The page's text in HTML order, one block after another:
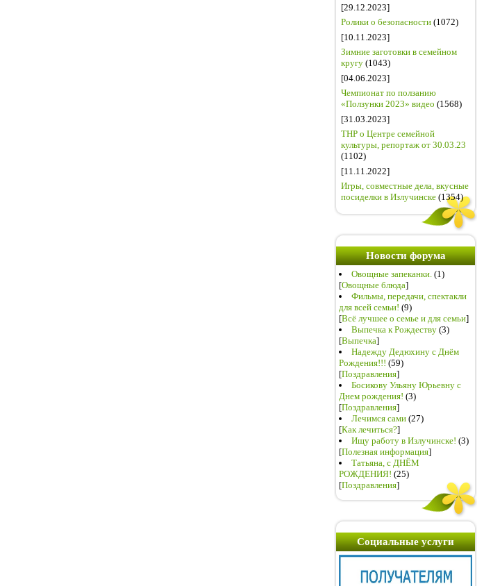
[29.12.2023]
Ролики о безопасности (1072)
[10.11.2023]
Зимние заготовки в семейном
кругу (1043)
[04.06.2023]
Чемпионат по ползанию
«Ползунки 2023» видео (1568)
[31.03.2023]
ТНР о Центре семейной
культуры, репортаж от 30.03.23
(1102)
[11.11.2022]
Игры, совместные дела, вкусные
посиделки в Излучинске (1354)
Новости форума
Овощные запеканки. (1)
[Овощные блюда]
Фильмы, передачи, спектакли
для всей семьи! (9)
[Всё лучшее о семье и для семьи]
Выпечка к Рождеству (3)
[Выпечка]
Надежду Дедюхину с Днём
Рождения!!! (59)
[Поздравления]
Босикову Ульяну Юрьевну с
Днем рождения! (3)
[Поздравления]
Лечимся сами (27)
[Как лечиться?]
Ищу работу в Излучинске! (3)
[Полезная информация]
Татьяна, с ДНЁМ
РОЖДЕНИЯ! (25)
[Поздравления]
Социальные услуги